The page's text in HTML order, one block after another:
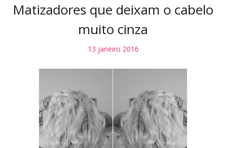
Matizadores que deixam o cabelo
muito cinza
13 janeiro 2016